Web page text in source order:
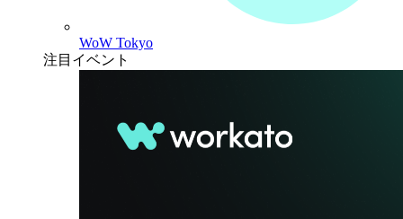
WoW Tokyo
注目イベント